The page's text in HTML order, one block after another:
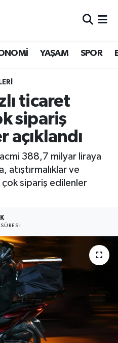
YAŞAM SPOR
ticaret
sipariş
açıklandı
388,7 milyar liraya
atıştırmalıklar ve
sipariş edilenler